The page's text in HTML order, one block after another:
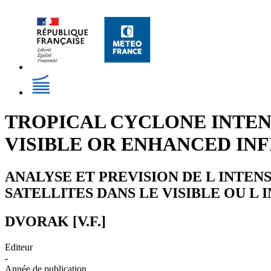
TROPICAL CYCLONE
VISIBLE OR ENHANCED
ANALYSE ET PREVISION DE L
SATELLITES DANS LE VISIBLE OU L
DVORAK [V.F.]
Editeur
-
Année de publication